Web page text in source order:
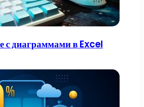
с диаграммами в Excel